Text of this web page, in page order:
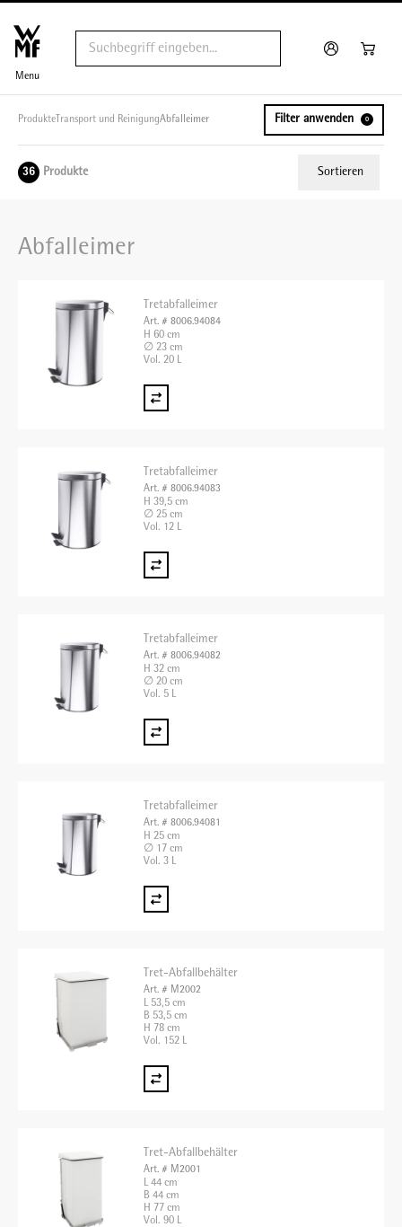
Menu
Produkte Transport und ReinigungAbfalleimer Filter anwenden 0
36 Produkte Sortieren
Abfalleimer
Tretabfalleimer
Art. # 8006.94084
H 60 cm
∅ 23 cm
Vol. 20 L
Tretabfalleimer
Art. # 8006.94083
H 39,5 cm
∅ 25 cm
Vol. 12 L
Tretabfalleimer
Art. # 8006.94082
H 32 cm
∅ 20 cm
Vol. 5 L
Tretabfalleimer
Art. # 8006.94081
H 25 cm
∅ 17 cm
Vol. 3 L
Tret-Abfallbehälter
Art. # M2002
L 53,5 cm
B 53,5 cm
H 78 cm
Vol. 152 L
Tret-Abfallbehälter
Art. # M2001
L 44 cm
B 44 cm
H 77 cm
Vol. 90 L